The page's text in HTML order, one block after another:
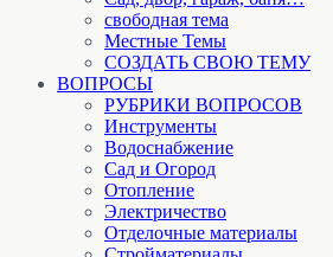
свободная тема
Местные Темы
СОЗДАТЬ СВОЮ ТЕМУ
ВОПРОСЫ
РУБРИКИ ВОПРОСОВ
Инструменты
Водоснабжение
Сад и Огород
Отопление
Электричество
Отделочные материалы